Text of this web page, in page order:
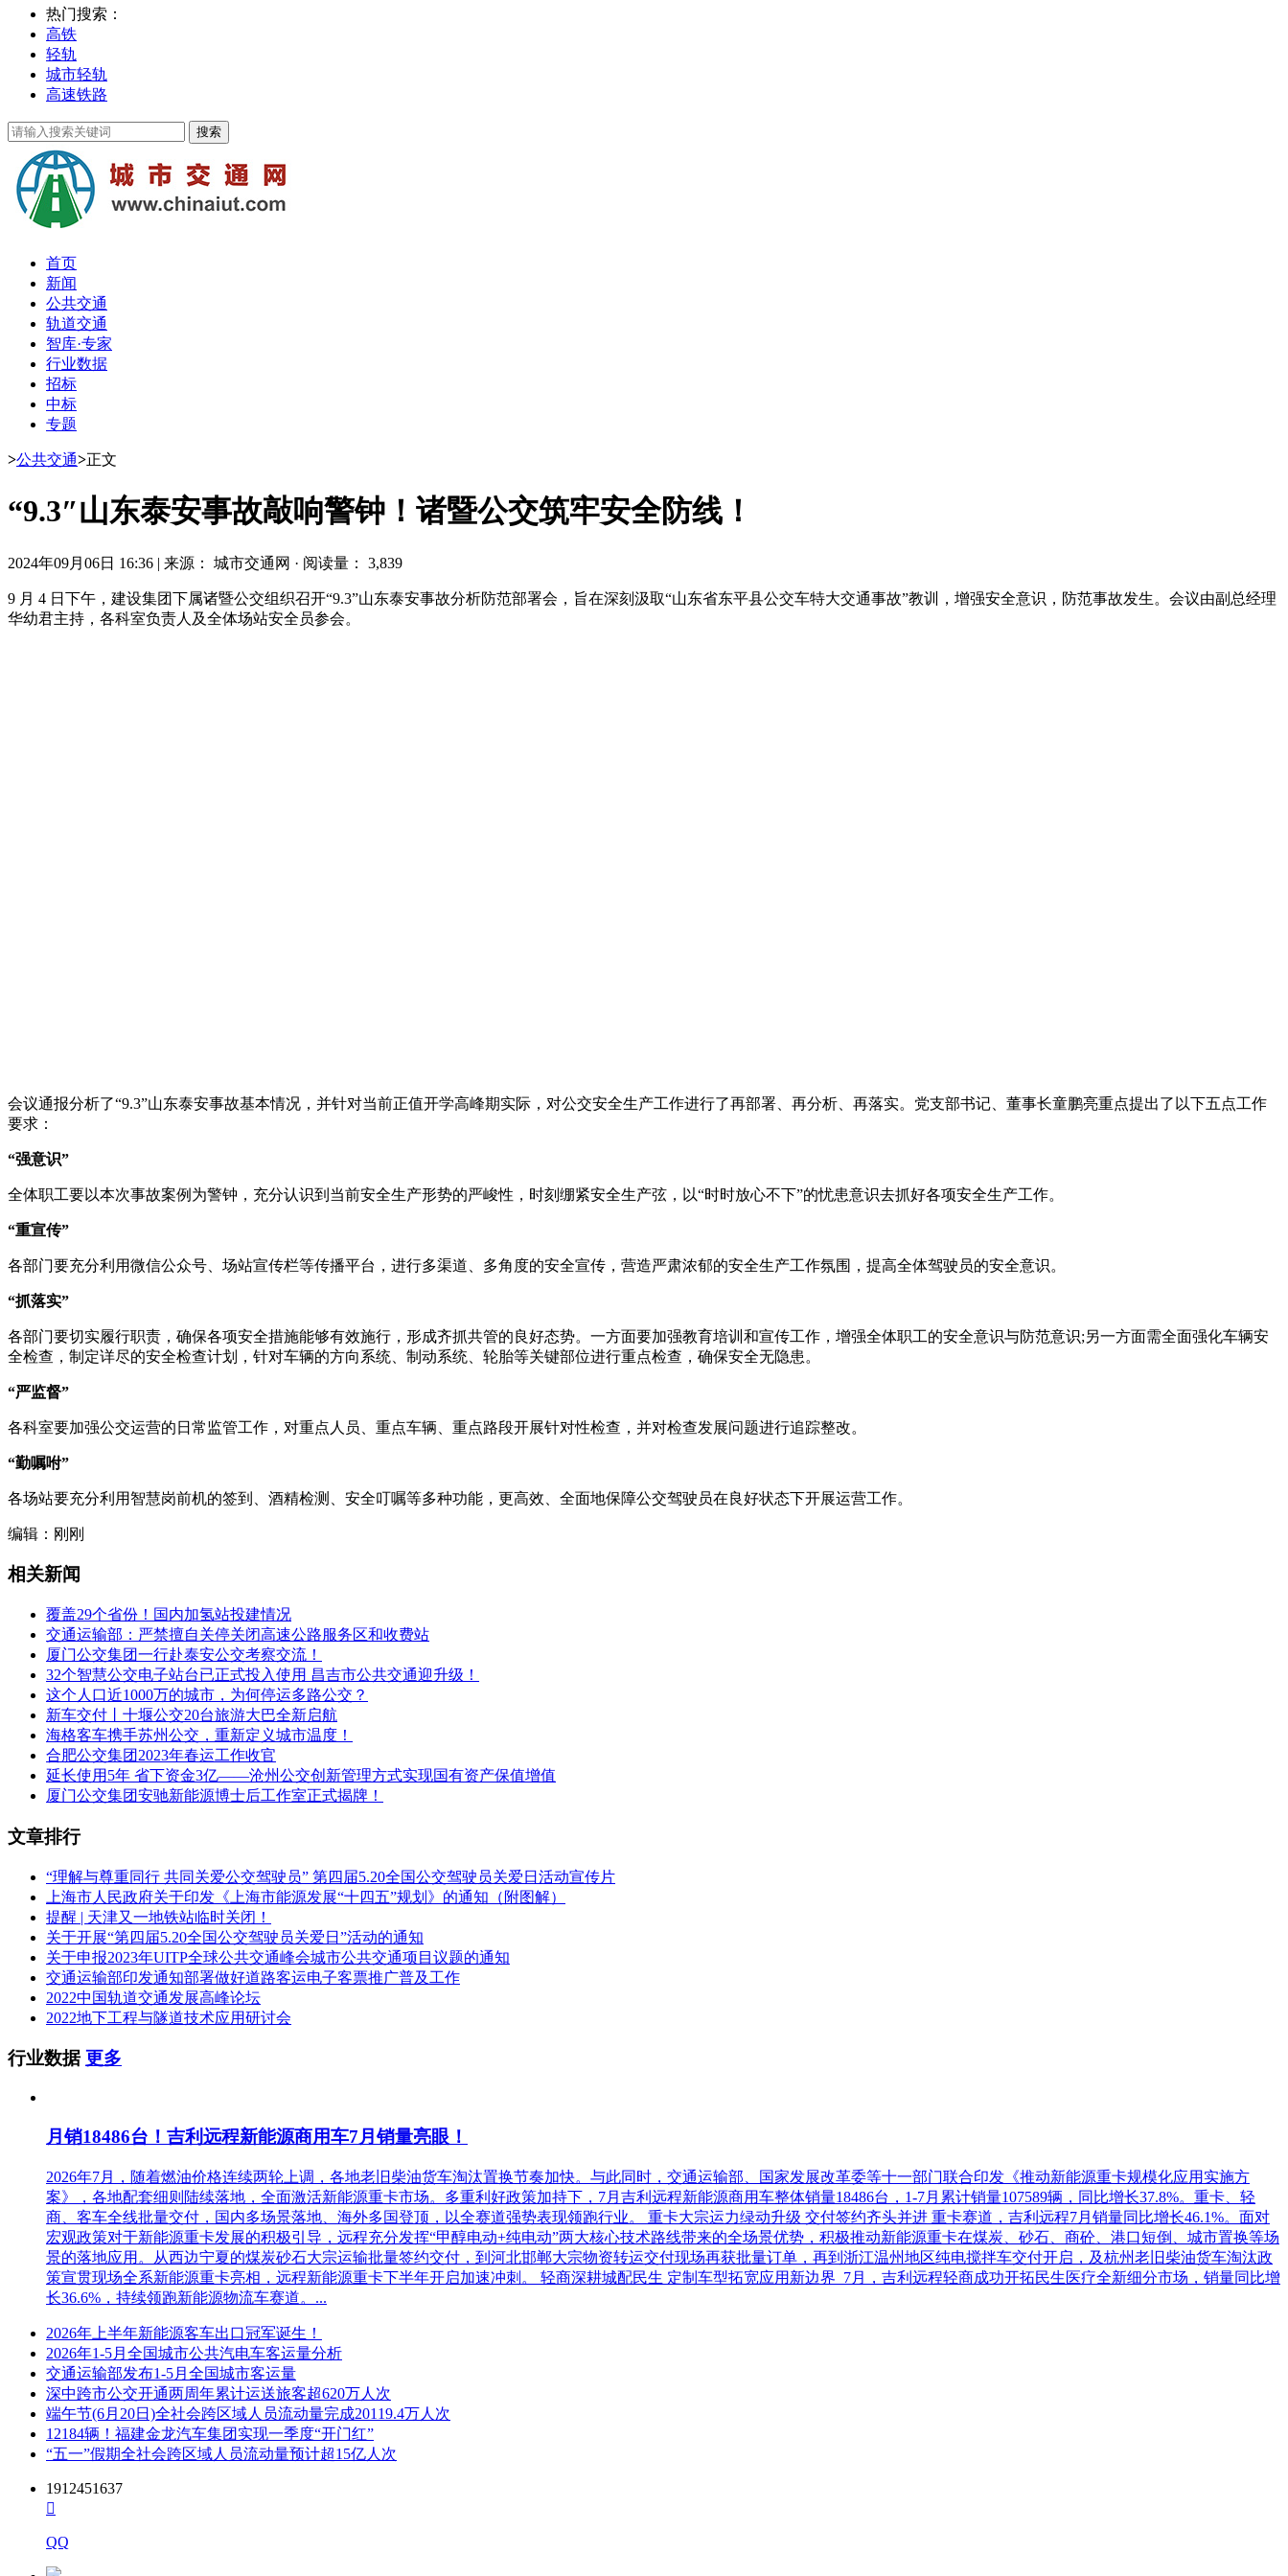
热门搜索：
高铁
轻轨
城市轻轨
高速铁路
首页
新闻
公共交通
轨道交通
智库·专家
行业数据
招标
中标
专题
>公共交通>正文
“9.3″山东泰安事故敲响警钟！诸暨公交筑牢安全防线！
2024年09月06日 16:36 | 来源： 城市交通网 · 阅读量： 3,839
9 月 4 日下午，建设集团下属诸暨公交组织召开“9.3”山东泰安事故分析防范部署会，旨在深刻汲取“山东省东平县公交车特大交通事故”教训，增强安全意识，防范事故发生。会议由副总经理
华幼君主持，各科室负责人及全体场站安全员参会。
会议通报分析了“9.3”山东泰安事故基本情况，并针对当前正值开学高峰期实际，对公交安全生产工作进行了再部署、再分析、再落实。党支部书记、董事长童鹏亮重点提出了以下五点工作
要求：
“强意识”
全体职工要以本次事故案例为警钟，充分认识到当前安全生产形势的严峻性，时刻绷紧安全生产弦，以“时时放心不下”的忧患意识去抓好各项安全生产工作。
“重宣传”
各部门要充分利用微信公众号、场站宣传栏等传播平台，进行多渠道、多角度的安全宣传，营造严肃浓郁的安全生产工作氛围，提高全体驾驶员的安全意识。
“抓落实”
各部门要切实履行职责，确保各项安全措施能够有效施行，形成齐抓共管的良好态势。一方面要加强教育培训和宣传工作，增强全体职工的安全意识与防范意识;另一方面需全面强化车辆安
全检查，制定详尽的安全检查计划，针对车辆的方向系统、制动系统、轮胎等关键部位进行重点检查，确保安全无隐患。
“严监督”
各科室要加强公交运营的日常监管工作，对重点人员、重点车辆、重点路段开展针对性检查，并对检查发展问题进行追踪整改。
“勤嘱咐”
各场站要充分利用智慧岗前机的签到、酒精检测、安全叮嘱等多种功能，更高效、全面地保障公交驾驶员在良好状态下开展运营工作。
编辑：刚刚
相关新闻
覆盖29个省份！国内加氢站投建情况
交通运输部：严禁擅自关停关闭高速公路服务区和收费站
厦门公交集团一行赴泰安公交考察交流！
32个智慧公交电子站台已正式投入使用 昌吉市公共交通迎升级！
这个人口近1000万的城市，为何停运多路公交？
新车交付丨十堰公交20台旅游大巴全新启航
海格客车携手苏州公交，重新定义城市温度！
合肥公交集团2023年春运工作收官
延长使用5年 省下资金3亿——沧州公交创新管理方式实现国有资产保值增值
厦门公交集团安驰新能源博士后工作室正式揭牌！
文章排行
“理解与尊重同行 共同关爱公交驾驶员” 第四届5.20全国公交驾驶员关爱日活动宣传片
上海市人民政府关于印发《上海市能源发展“十四五”规划》的通知（附图解）
提醒 | 天津又一地铁站临时关闭！
关于开展“第四届5.20全国公交驾驶员关爱日”活动的通知
关于申报2023年UITP全球公共交通峰会城市公共交通项目议题的通知
交通运输部印发通知部署做好道路客运电子客票推广普及工作
2022中国轨道交通发展高峰论坛
2022地下工程与隧道技术应用研讨会
行业数据更多
月销18486台！吉利远程新能源商用车7月销量亮眼！
2026年7月，随着燃油价格连续两轮上调，各地老旧柴油货车淘汰置换节奏加快。与此同时，交通运输部、国家发展改革委等十一部门联合印发《推动新能源重卡规模化应用实施方
案》，各地配套细则陆续落地，全面激活新能源重卡市场。多重利好政策加持下，7月吉利远程新能源商用车整体销量18486台，1-7月累计销量107589辆，同比增长37.8%。重卡、轻
商、客车全线批量交付，国内多场景落地、海外多国登顶，以全赛道强势表现领跑行业。 重卡大宗运力绿动升级 交付签约齐头并进 重卡赛道，吉利远程7月销量同比增长46.1%。面对
宏观政策对于新能源重卡发展的积极引导，远程充分发挥“甲醇电动+纯电动”两大核心技术路线带来的全场景优势，积极推动新能源重卡在煤炭、砂石、商砼、港口短倒、城市置换等场
景的落地应用。从西边宁夏的煤炭砂石大宗运输批量签约交付，到河北邯郸大宗物资转运交付现场再获批量订单，再到浙江温州地区纯电搅拌车交付开启，及杭州老旧柴油货车淘汰政
策宣贯现场全系新能源重卡亮相，远程新能源重卡下半年开启加速冲刺。 轻商深耕城配民生 定制车型拓宽应用新边界 7月，吉利远程轻商成功开拓民生医疗全新细分市场，销量同比增
长36.6%，持续领跑新能源物流车赛道。...
2026年上半年新能源客车出口冠军诞生！
2026年1-5月全国城市公共汽电车客运量分析
交通运输部发布1-5月全国城市客运量
深中跨市公交开通两周年累计运送旅客超620万人次
端午节(6月20日)全社会跨区域人员流动量完成20119.4万人次
12184辆！福建金龙汽车集团实现一季度“开门红”
“五一”假期全社会跨区域人员流动量预计超15亿人次
1912451637

QQ